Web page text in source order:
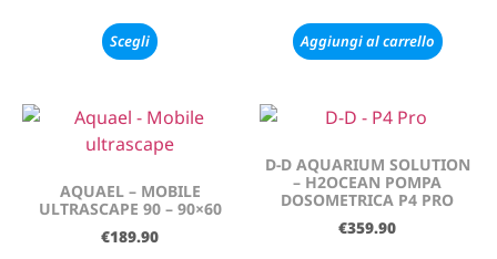
Scegli Aggiungi al carrello
AQUAEL – MOBILE
ULTRASCAPE 90 – 90×60
€189.90
D-D AQUARIUM SOLUTION
– H2OCEAN POMPA
DOSOMETRICA P4 PRO
€359.90